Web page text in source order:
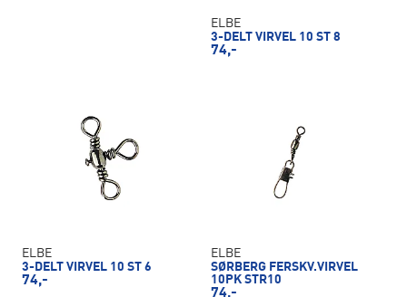
ELBE
3-DELT VIRVEL 10 ST 8
74,-
ELBE
3-DELT VIRVEL 10 ST 6
74,-
ELBE
SØRBERG FERSKV.VIRVEL
10PK STR10
74,-